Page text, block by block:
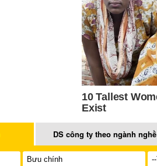
DS công ty theo ngành nghề